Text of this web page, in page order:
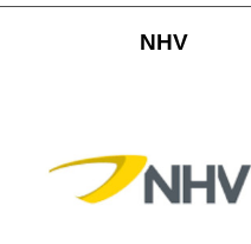
NHV